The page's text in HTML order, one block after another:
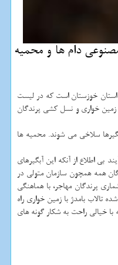
دام ها و محمیه
گذرانی پرندگان مهاجر در استان خوزستان است كه در لیست
زمین خواری و نسل كشی پرندگان
سلاخی می شوند. محمیه ها
بی اطلاع از آنكه این آبگیرهای
همه همچون سازمان متولی در
پرندگان مهاجر، با هماهنگی
تالاب بامدژ با زمین خواری راه
این تالاب كه با خیالی راحت به شكار گونه های